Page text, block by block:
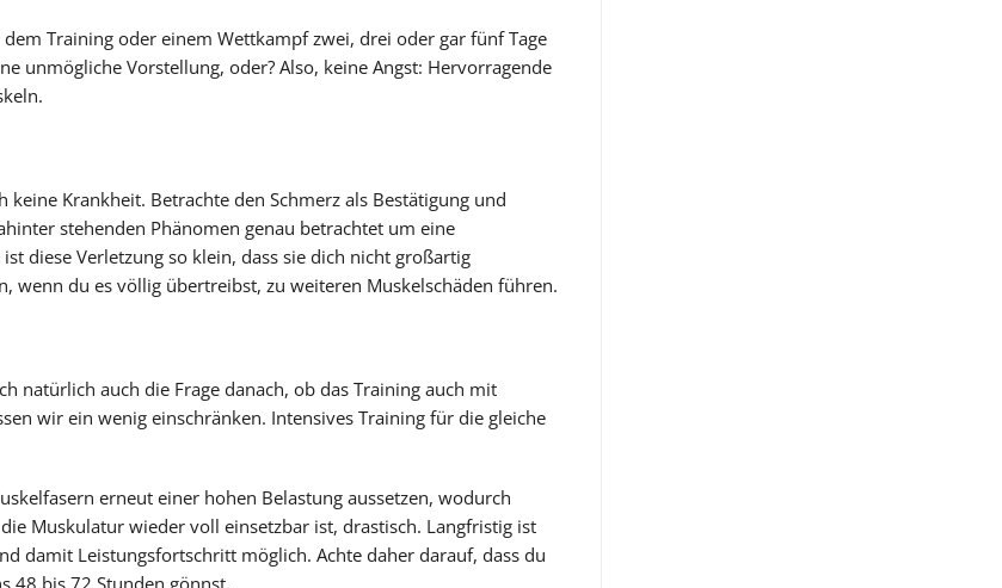
Training oder einem Wettkampf zwei, drei oder gar fünf Tage
unmögliche Vorstellung, oder? Also, keine Angst: Hervorragende
Krankheit. Betrachte den Schmerz als Bestätigung und
stehenden Phänomen genau betrachtet um eine
diese Verletzung so klein, dass sie dich nicht großartig
wenn du es völlig übertreibst, zu weiteren Muskelschäden führen.
natürlich auch die Frage danach, ob das Training auch mit
wir ein wenig einschränken. Intensives Training für die gleiche
erneut einer hohen Belastung aussetzen, wodurch
Muskulatur wieder voll einsetzbar ist, drastisch. Langfristig ist
damit Leistungsfortschritt möglich. Achte daher darauf, dass du